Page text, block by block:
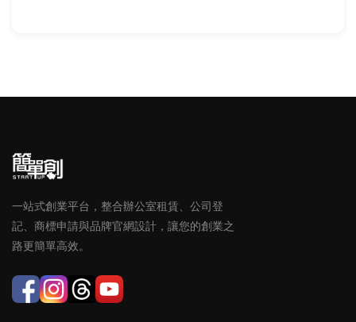
一站式創業平台，整合辦公室租賃、公司登
記、商標申請與品牌官網設計，讓您的創業之
路更簡單高效。